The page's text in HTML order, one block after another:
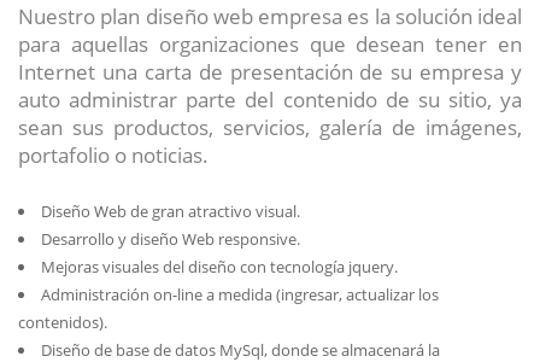
Nuestro plan diseño web empresa es la solución ideal
para aquellas organizaciones que desean tener en
Internet una carta de presentación de su empresa y
auto administrar parte del contenido de su sitio, ya
sean sus productos, servicios, galería de imágenes,
portafolio o noticias.
Diseño Web de gran atractivo visual.
Desarrollo y diseño Web responsive.
Mejoras visuales del diseño con tecnología jquery.
Administración on-line a medida (ingresar, actualizar los
contenidos).
Diseño de base de datos MySql, donde se almacenará la